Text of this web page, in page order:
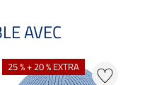
AVEC
25 % + 20 % EXTRA